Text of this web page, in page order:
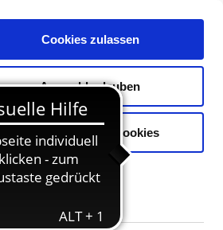
Cookies zulassen
Auswahl erlauben
Nur notwendige Cookies